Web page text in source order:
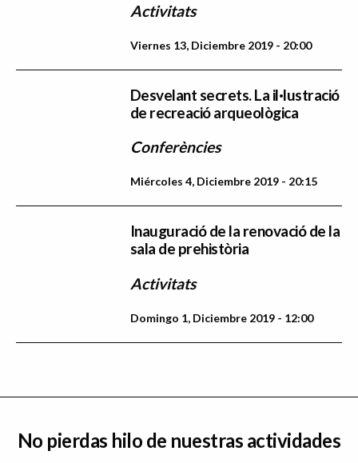
Activitats
Viernes 13, Diciembre 2019 - 20:00
Desvelant secrets. La il·lustració
de recreació arqueològica
Conferències
Miércoles 4, Diciembre 2019 - 20:15
Inauguració de la renovació de la
sala de prehistòria
Activitats
Domingo 1, Diciembre 2019 - 12:00
No pierdas hilo de nuestras actividades